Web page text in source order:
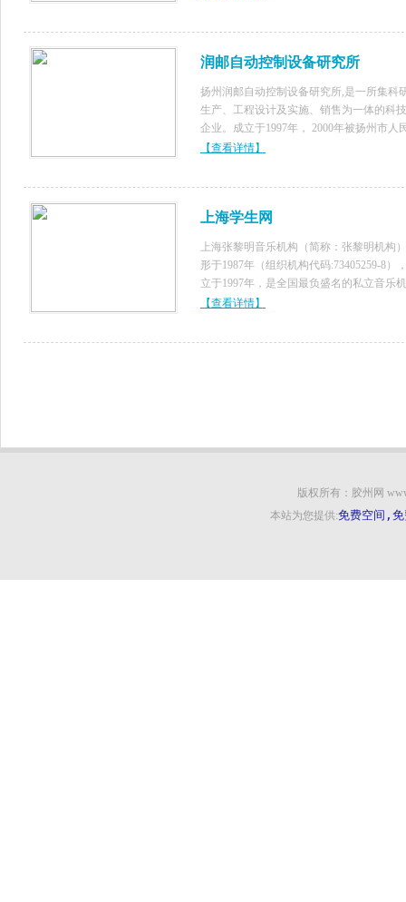
润邮自动控制设备研究所
扬州润邮自动控制设备研究所,是一所集科
生产、工程设计及实施、销售为一体的科
企业。成立于1997年， 2000年被扬州市人
府首批认定为《民营科技企业》，2002年
【查看详情】
上海学生网
上海张黎明音乐机构（简称：张黎明机构
形于1987年（组织机构代码:73405259-8）
立于1997年，是全国最负盛名的私立音乐机
构。 机构最大的教学成果（学院精品课程
【查看详情】
版权所有：胶州网
本站为您提供:免费空间,免